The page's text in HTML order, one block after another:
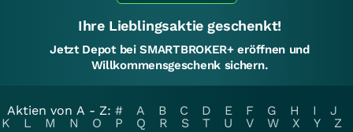
Ihre Lieblingsaktie geschenkt!
Jetzt Depot bei SMARTBROKER+ eröffnen und
Willkommensgeschenk sichern.
Aktien von A - Z: # A B C D E F G H I
J
K
L M N O P Q R S T U V W X Y
Z